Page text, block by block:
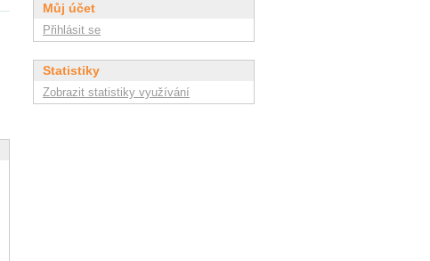
Můj účet
Přihlásit se
Statistiky
Zobrazit statistiky využívání